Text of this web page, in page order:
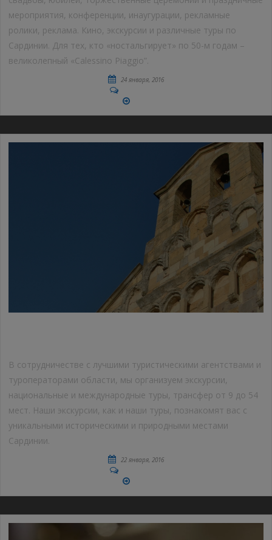
мероприятия, конференции, инаугурации, рекламные
ролики, реклама. Кино, экскурсии и различные туры по
Сардинии. Для тех, кто «ностальгирует» по 50-м годам –
великолепный «Calessino Piaggio”.
24 января, 2016
В сотрудничестве с лучшими туристическими агентствами и
туроператорами области, мы организуем экскурсии,
национальные и международные туры, трансфер от 9 до 54
мест. Наши экскурсии, как и наши туры, познакомят вас с
уникальными историческими и природными местами
Сардинии.
22 января, 2016